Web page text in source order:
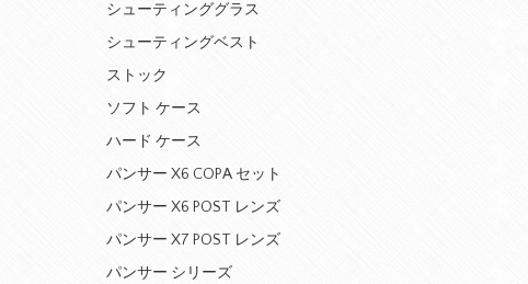
シューティンググラス
シューティングベスト
ストック
ソフト ケース
ハード ケース
パンサー X6 COPA セット
パンサー X6 POST レンズ
パンサー X7 POST レンズ
パンサー シリーズ